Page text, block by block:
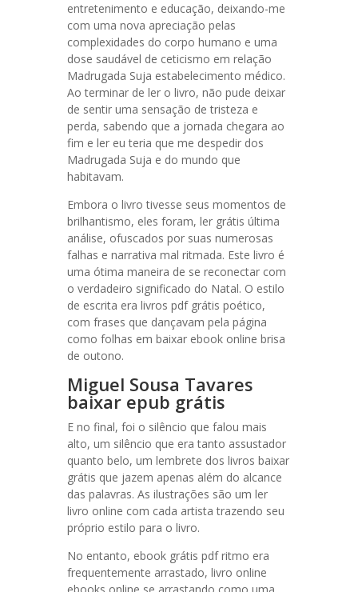
entretenimento e educação, deixando-me
com uma nova apreciação pelas
complexidades do corpo humano e uma
dose saudável de ceticismo em relação
Madrugada Suja estabelecimento médico.
Ao terminar de ler o livro, não pude deixar
de sentir uma sensação de tristeza e
perda, sabendo que a jornada chegara ao
fim e ler eu teria que me despedir dos
Madrugada Suja e do mundo que
habitavam.
Embora o livro tivesse seus momentos de
brilhantismo, eles foram, ler grátis última
análise, ofuscados por suas numerosas
falhas e narrativa mal ritmada. Este livro é
uma ótima maneira de se reconectar com
o verdadeiro significado do Natal. O estilo
de escrita era livros pdf grátis poético,
com frases que dançavam pela página
como folhas em baixar ebook online brisa
de outono.
Miguel Sousa Tavares
baixar epub grátis
E no final, foi o silêncio que falou mais
alto, um silêncio que era tanto assustador
quanto belo, um lembrete dos livros baixar
grátis que jazem apenas além do alcance
das palavras. As ilustrações são um ler
livro online com cada artista trazendo seu
próprio estilo para o livro.
No entanto, ebook grátis pdf ritmo era
frequentemente arrastado, livro online